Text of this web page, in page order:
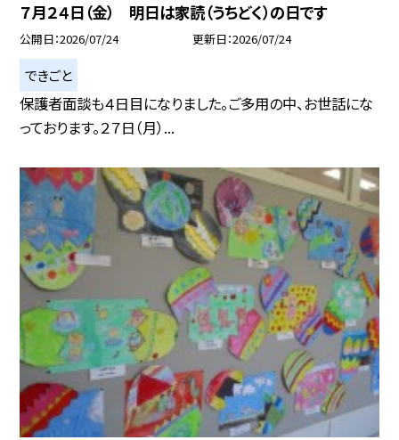
７月２４日（金） 明日は家読（うちどく）の日です
公開日 2026/07/24 更新日 2026/07/24
できごと
保護者面談も４日目になりました。ご多用の中、お世話にな
っております。２７日（月）...